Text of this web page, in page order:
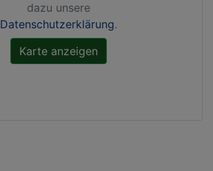
dazu unsere
Datenschutzerklärung.